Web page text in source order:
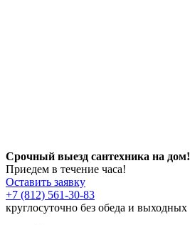
Срочный выезд сантехника на дом!
Приедем в течение часа!
Оставить заявку
+7 (812) 561-30-83
круглосуточно без обеда и выходных